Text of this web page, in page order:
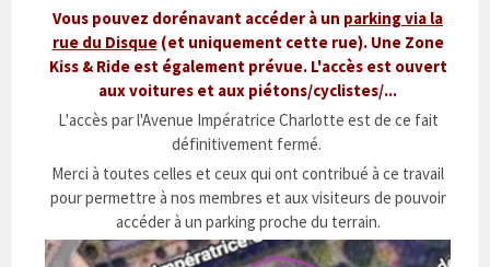
Vous pouvez dorénavant accéder à un parking via la
rue du Disque(et uniquement cette rue). Une Zone
Kiss & Ride est également prévue. L'accès est ouvert
aux voitures et aux piétons/cyclistes/...
L'accès par l'Avenue Impératrice Charlotte est de ce fait
définitivement fermé.
Merci à toutes celles et ceux qui ont contribué à ce travail
pour permettre à nos membres et aux visiteurs de pouvoir
accéder à un parking proche du terrain.